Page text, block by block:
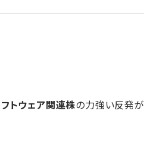
トウェア関連株の力強い反発が